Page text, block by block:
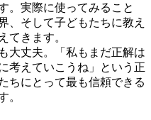
。実際に使ってみること
、そして子どもたちに教え
てきます。
大丈夫。「私もまだ正解は
考えていこうね」という正
ちにとって最も信頼できる
。